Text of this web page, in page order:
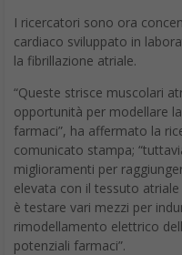
I ricercatori sono ora
cardiaco sviluppato in
la fibrillazione atriale.
“Queste strisce muscolari
opportunità per modellare
farmaci”, ha affermato la
comunicato stampa;
miglioramenti per
elevata con il tessuto
è testare vari mezzi per
rimodellamento elettrico
potenziali farmaci”.